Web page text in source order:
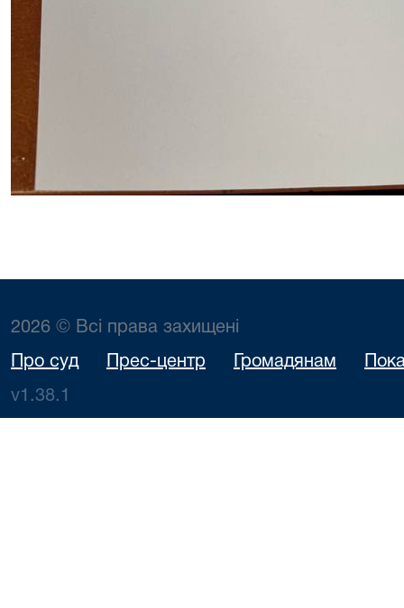
2026 © Всі права захищені
Про суд Прес-центр Громадянам
v1.38.1